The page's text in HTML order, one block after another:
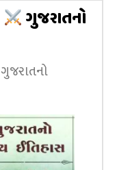
ગુજરાતનો
ગુજરાતનો